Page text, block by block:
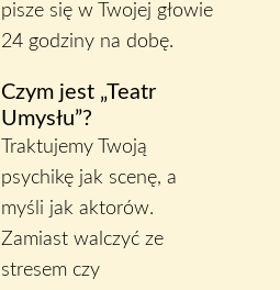
pisze się w Twojej głowie
24 godziny na dobę.
Czym jest „Teatr
Umysłu”?
Traktujemy Twoją
psychikę jak scenę, a
myśli jak aktorów.
Zamiast walczyć ze
stresem czy